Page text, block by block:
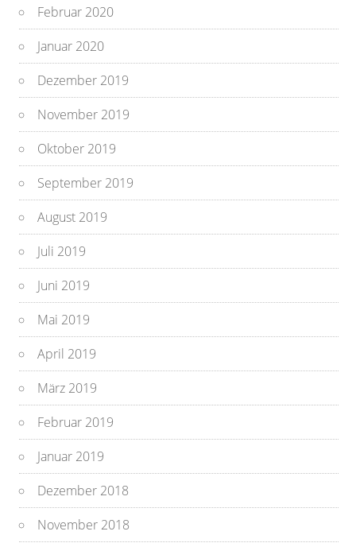
Februar 2020
Januar 2020
Dezember 2019
November 2019
Oktober 2019
September 2019
August 2019
Juli 2019
Juni 2019
Mai 2019
April 2019
März 2019
Februar 2019
Januar 2019
Dezember 2018
November 2018